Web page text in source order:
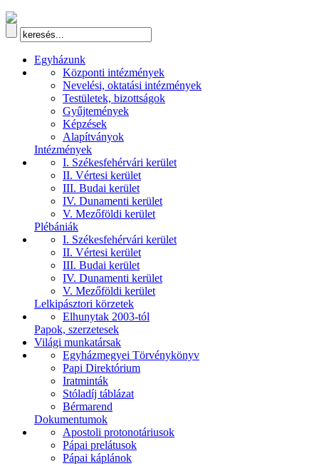
Egyházunk
Központi intézmények
Nevelési, oktatási intézmények
Testületek, bizottságok
Gyűjtemények
Képzések
Alapítványok
Intézmények
I. Székesfehérvári kerület
II. Vértesi kerület
III. Budai kerület
IV. Dunamenti kerület
V. Mezőföldi kerület
Plébániák
I. Székesfehérvári kerület
II. Vértesi kerület
III. Budai kerület
IV. Dunamenti kerület
V. Mezőföldi kerület
Lelkipásztori körzetek
Elhunytak 2003-tól
Papok, szerzetesek
Világi munkatársak
Egyházmegyei Törvénykönyv
Papi Direktórium
Iratminták
Stóladíj táblázat
Bérmarend
Dokumentumok
Apostoli protonotáriusok
Pápai prelátusok
Pápai káplánok